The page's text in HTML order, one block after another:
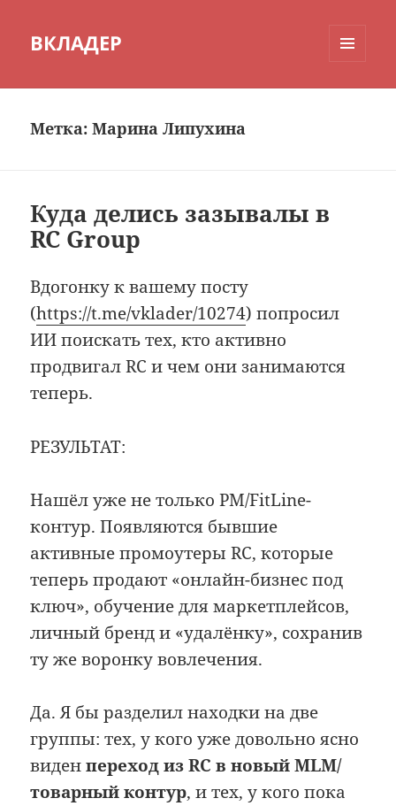
ВКЛАДЕР
Метка:Марина Липухина
Куда делись зазывалы в
RC Group
Вдогонку к вашему посту
(https://t.me/vklader/10274) попросил
ИИ поискать тех, кто активно
продвигал RC и чем они занимаются
теперь.
РЕЗУЛЬТАТ:
Нашёл уже не только PM/FitLine-
контур. Появляются бывшие
активные промоутеры RC, которые
теперь продают «онлайн-бизнес под
ключ», обучение для маркетплейсов,
личный бренд и «удалёнку», сохранив
ту же воронку вовлечения.
Да. Я бы разделил находки на две
группы: тех, у кого уже довольно ясно
виденпереход из RC в новый MLM/
товарный контур, и тех, у кого пока